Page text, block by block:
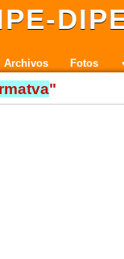
Archivos Fotos
"